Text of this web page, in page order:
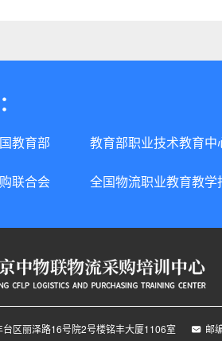
教育部
联合会
教育部职业技术教育中
全国物流职业教育教学
台区丽泽路16号院2号楼铭丰大厦1106室 邮